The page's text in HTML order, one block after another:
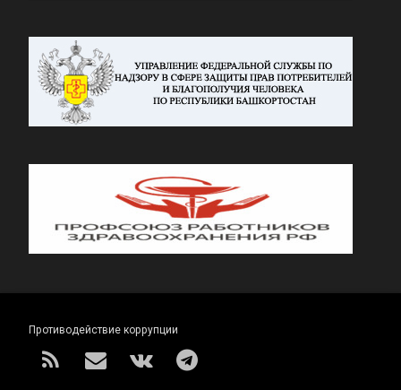
Противодействие коррупции
RSS E-mail
VK Telegram